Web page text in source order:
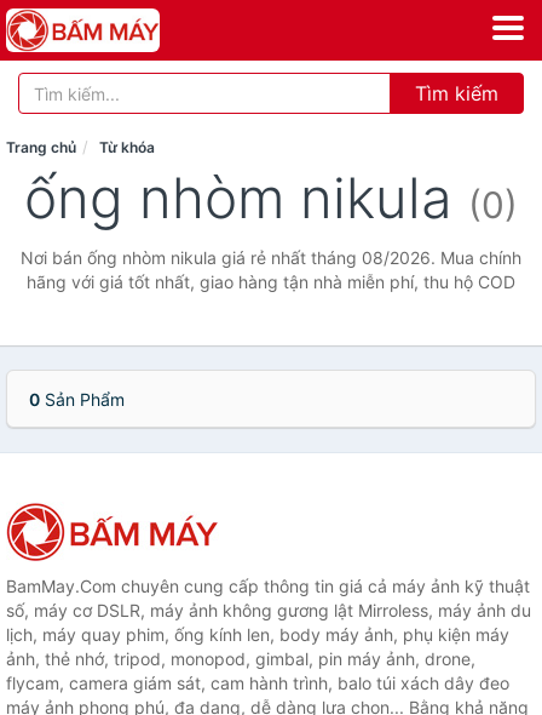
Tìm kiếm
Trang chủ Từ khóa
ống nhòm nikula (0)
Nơi bán ống nhòm nikula giá rẻ nhất tháng 08/2026. Mua chính
hãng với giá tốt nhất, giao hàng tận nhà miễn phí, thu hộ COD
0 Sản Phẩm
BamMay.Com chuyên cung cấp thông tin giá cả máy ảnh kỹ thuật
số, máy cơ DSLR, máy ảnh không gương lật Mirroless, máy ảnh du
lịch, máy quay phim, ống kính len, body máy ảnh, phụ kiện máy
ảnh, thẻ nhớ, tripod, monopod, gimbal, pin máy ảnh, drone,
flycam, camera giám sát, cam hành trình, balo túi xách dây đeo
máy ảnh phong phú, đa dạng, dễ dàng lựa chọn... Bằng khả năng